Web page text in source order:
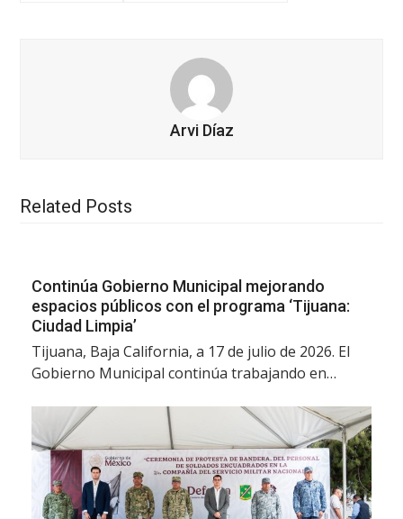
Arvi Díaz
Related Posts
Continúa Gobierno Municipal mejorando
espacios públicos con el programa ‘Tijuana:
Ciudad Limpia’
Tijuana, Baja California, a 17 de julio de 2026. El
Gobierno Municipal continúa trabajando en…